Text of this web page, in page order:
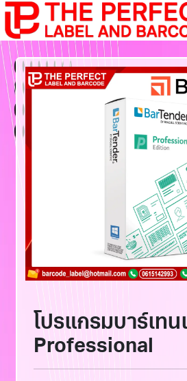
โปรแกรมบาร์เทน
Professional